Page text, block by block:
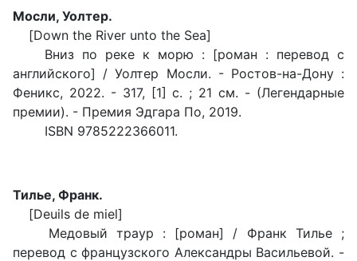
Мосли, Уолтер.
[Down the River unto the Sea]
Вниз по реке к морю : [роман : перевод с
английского] / Уолтер Мосли. - Ростов-на-Дону :
Феникс, 2022. - 317, [1] с. ; 21 см. - (Легендарные
премии). - Премия Эдгара По, 2019.
ISBN 9785222366011.
Тилье, Франк.
[Deuils de miel]
Медовый траур : [роман] / Франк Тилье ;
перевод с французского Александры Васильевой. -